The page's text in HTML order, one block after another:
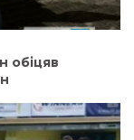
обіцяв